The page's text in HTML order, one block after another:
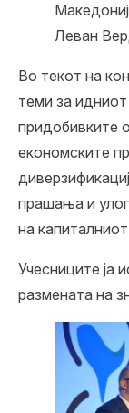
Леван
Во текот на
теми за идниот
придобивките
економските
прашања и
на
Учесниците ја
размената на